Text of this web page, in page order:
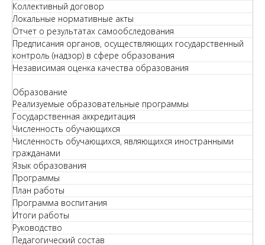
Коллективный договор
Локальные нормативные акты
Отчет о результатах самообследования
Предписания органов, осуществляющих государственный
контроль (надзор) в сфере образования
Независимая оценка качества образования
Образование
Реализуемые образовательные программы
Государственная аккредитация
Численность обучающихся
Численность обучающихся, являющихся иностранными
гражданами
Язык образования
Программы
План работы
Программа воспитания
Итоги работы
Руководство
Педагогический состав